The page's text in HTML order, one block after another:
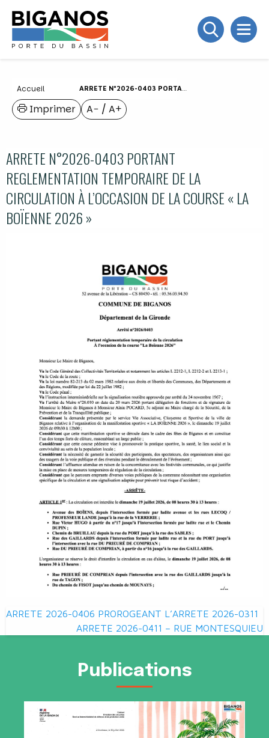
Accueil ARRETE N°2026-0403 PORTANT REGLEMENTATION TEMPORAIRE DE LA CIRCULATION À L’OCCASION DE LA COURSE « LA BOÏENNE 2026 »
A− / A+
Imprimer
ARRETE N°2026-0403 PORTANT
REGLEMENTATION TEMPORAIRE DE LA
CIRCULATION À L’OCCASION DE LA COURSE « LA
BOÏENNE 2026 »
Navigation
de
ARRETE 2026-0406 PROROGEANT L’ARRETE 2026-0311
ARRETE 2026-0411 – RUE MONTESQUIEU
Publications